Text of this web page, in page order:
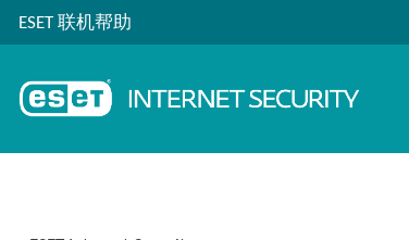
ESET 联机帮助